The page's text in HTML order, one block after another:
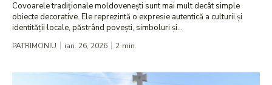
Covoarele tradiționale moldovenești sunt mai mult decât simple
obiecte decorative. Ele reprezintă o expresie autentică a culturii și
identității locale, păstrând povești, simboluri și...
PATRIMONIU ian. 26, 2026 2 min.